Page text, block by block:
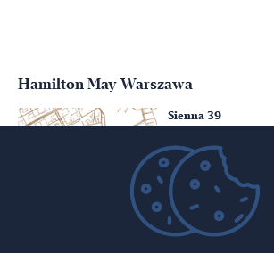
Hamilton May Warszawa
Sienna 39
(+48) 22 428 16 15